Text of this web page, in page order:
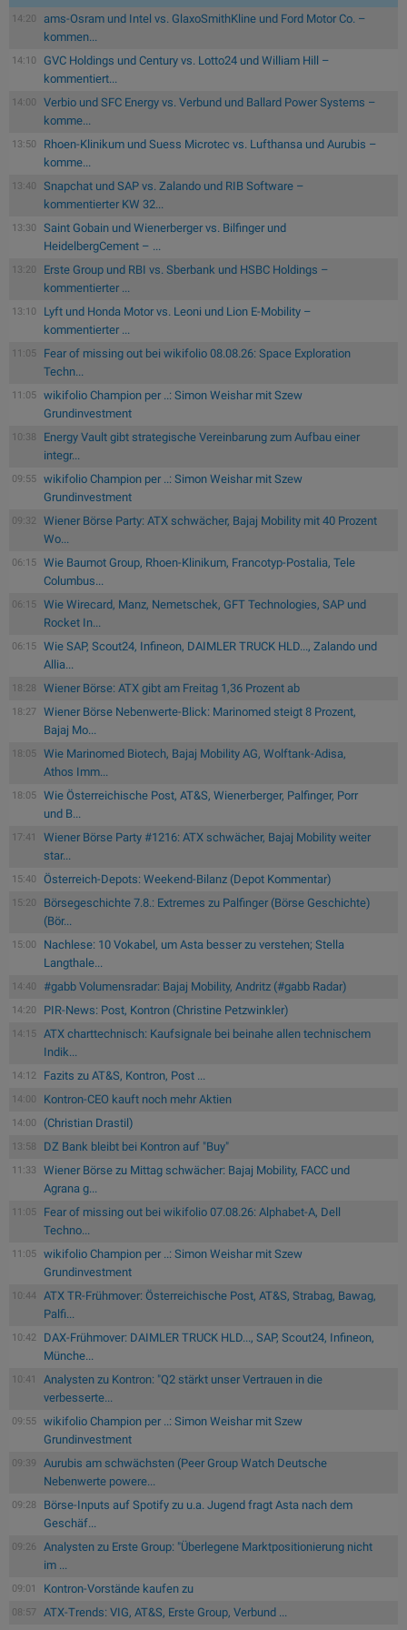
14:20
ams-Osram und Intel vs. GlaxoSmithKline und Ford Motor Co. –
kommen...
14:10
GVC Holdings und Century vs. Lotto24 und William Hill –
kommentiert...
14:00
Verbio und SFC Energy vs. Verbund und Ballard Power Systems –
komme...
13:50
Rhoen-Klinikum und Suess Microtec vs. Lufthansa und Aurubis –
komme...
13:40
Snapchat und SAP vs. Zalando und RIB Software –
kommentierter KW 32...
13:30
Saint Gobain und Wienerberger vs. Bilfinger und
HeidelbergCement – ...
13:20
Erste Group und RBI vs. Sberbank und HSBC Holdings –
kommentierter ...
13:10
Lyft und Honda Motor vs. Leoni und Lion E-Mobility –
kommentierter ...
11:05
Fear of missing out bei wikifolio 08.08.26: Space Exploration
Techn...
11:05
wikifolio Champion per ..: Simon Weishar mit Szew
Grundinvestment
10:38
Energy Vault gibt strategische Vereinbarung zum Aufbau einer
integr...
09:55
wikifolio Champion per ..: Simon Weishar mit Szew
Grundinvestment
09:32
Wiener Börse Party: ATX schwächer, Bajaj Mobility mit 40 Prozent
Wo...
06:15
Wie Baumot Group, Rhoen-Klinikum, Francotyp-Postalia, Tele
Columbus...
06:15
Wie Wirecard, Manz, Nemetschek, GFT Technologies, SAP und
Rocket In...
06:15
Wie SAP, Scout24, Infineon, DAIMLER TRUCK HLD..., Zalando und
Allia...
18:28 Wiener Börse: ATX gibt am Freitag 1,36 Prozent ab
18:27
Wiener Börse Nebenwerte-Blick: Marinomed steigt 8 Prozent,
Bajaj Mo...
18:05
Wie Marinomed Biotech, Bajaj Mobility AG, Wolftank-Adisa,
Athos Imm...
18:05
Wie Österreichische Post, AT&S, Wienerberger, Palfinger, Porr
und B...
17:41
Wiener Börse Party #1216: ATX schwächer, Bajaj Mobility weiter
star...
15:40 Österreich-Depots: Weekend-Bilanz (Depot Kommentar)
15:20
Börsegeschichte 7.8.: Extremes zu Palfinger (Börse Geschichte)
(Bör...
15:00
Nachlese: 10 Vokabel, um Asta besser zu verstehen; Stella
Langthale...
14:40 #gabb Volumensradar: Bajaj Mobility, Andritz (#gabb Radar)
14:20 PIR-News: Post, Kontron (Christine Petzwinkler)
14:15
ATX charttechnisch: Kaufsignale bei beinahe allen technischem
Indik...
14:12 Fazits zu AT&S, Kontron, Post ...
14:00 Kontron-CEO kauft noch mehr Aktien
14:00 (Christian Drastil)
13:58 DZ Bank bleibt bei Kontron auf "Buy"
11:33
Wiener Börse zu Mittag schwächer: Bajaj Mobility, FACC und
Agrana g...
11:05
Fear of missing out bei wikifolio 07.08.26: Alphabet-A, Dell
Techno...
11:05
wikifolio Champion per ..: Simon Weishar mit Szew
Grundinvestment
10:44
ATX TR-Frühmover: Österreichische Post, AT&S, Strabag, Bawag,
Palfi...
10:42
DAX-Frühmover: DAIMLER TRUCK HLD..., SAP, Scout24, Infineon,
Münche...
10:41
Analysten zu Kontron: "Q2 stärkt unser Vertrauen in die
verbesserte...
09:55
wikifolio Champion per ..: Simon Weishar mit Szew
Grundinvestment
09:39
Aurubis am schwächsten (Peer Group Watch Deutsche
Nebenwerte powere...
09:28
Börse-Inputs auf Spotify zu u.a. Jugend fragt Asta nach dem
Geschäf...
09:26
Analysten zu Erste Group: "Überlegene Marktpositionierung nicht
im ...
09:01 Kontron-Vorstände kaufen zu
08:57 ATX-Trends: VIG, AT&S, Erste Group, Verbund ...